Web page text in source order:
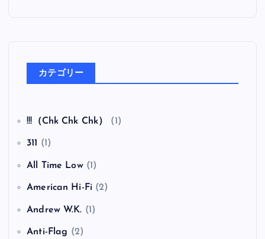
カテゴリー
!!!（Chk Chk Chk） (1)
311 (1)
All Time Low(1)
American Hi-Fi (2)
Andrew W.K. (1)
Anti-Flag (2)